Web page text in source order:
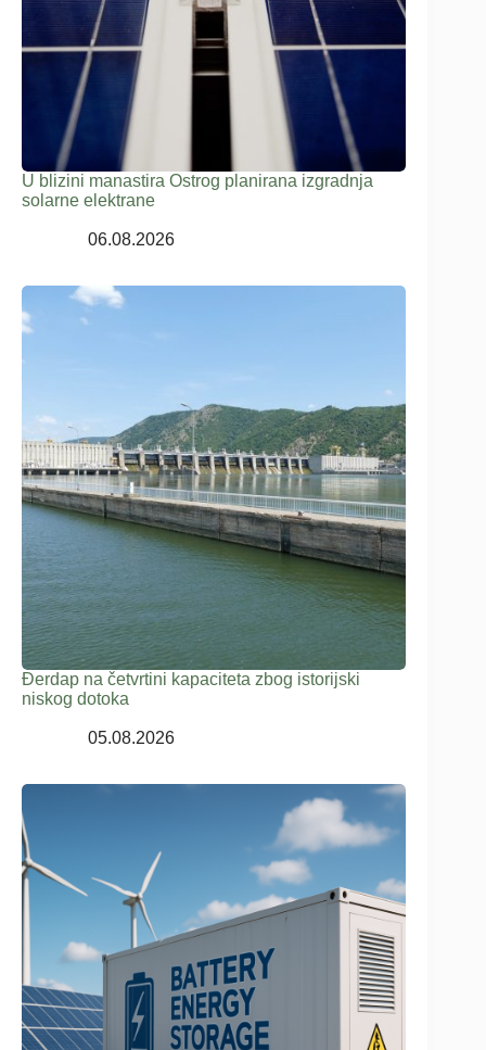
U blizini manastira Ostrog planirana izgradnja
solarne elektrane
06.08.2026
Đerdap na četvrtini kapaciteta zbog istorijski
niskog dotoka
05.08.2026